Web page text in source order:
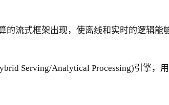
的流式框架出现，使离线和实时的逻辑
Serving/Analytical Processing)引擎